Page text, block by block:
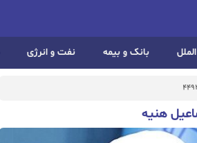
بانک و بیمه نفت و انرژی
هنیه